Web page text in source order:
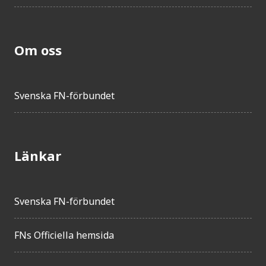
Om oss
Svenska FN-förbundet
Länkar
Svenska FN-förbundet
FNs Officiella hemsida